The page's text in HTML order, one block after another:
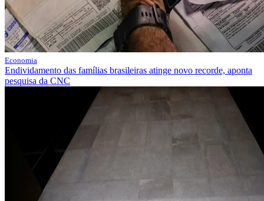
Economia
Endividamento das famílias brasileiras atinge novo recorde, aponta
pesquisa da CNC